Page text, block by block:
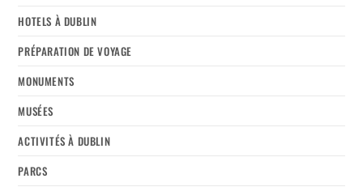
HOTELS À DUBLIN
PRÉPARATION DE VOYAGE
MONUMENTS
MUSÉES
ACTIVITÉS À DUBLIN
PARCS